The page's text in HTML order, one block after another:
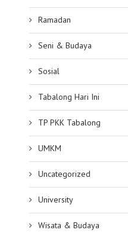
Ramadan
Seni & Budaya
Sosial
Tabalong Hari Ini
TP PKK Tabalong
UMKM
Uncategorized
University
Wisata & Budaya